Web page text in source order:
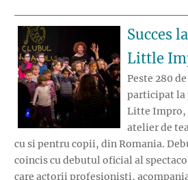
Succes
Little
Peste 280
participat la
Litte Impro,
atelier de
cu si pentru copii, din Romania.
coincis cu debutul oficial al
care actorii profesionisti,